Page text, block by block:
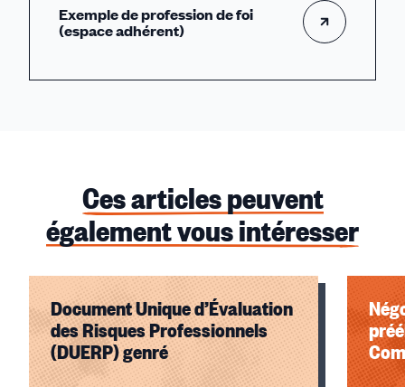
Exemple de profession de foi
(espace adhérent)
Ces articles peuvent
également vous intéresser
Document Unique d’Évaluation
des Risques Professionnels
(DUERP) genré